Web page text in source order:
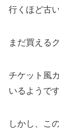
行くほど古
まだ買える
チケット風
いるようです
しかし、こ